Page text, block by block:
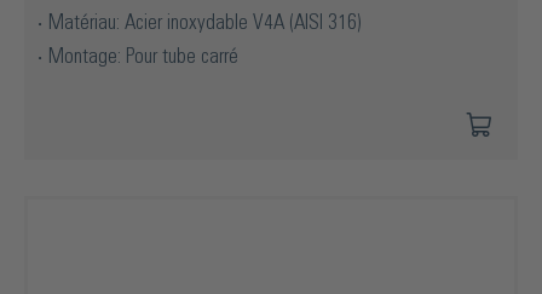
Matériau: Acier inoxydable V4A (AISI 316)
Montage: Pour tube carré